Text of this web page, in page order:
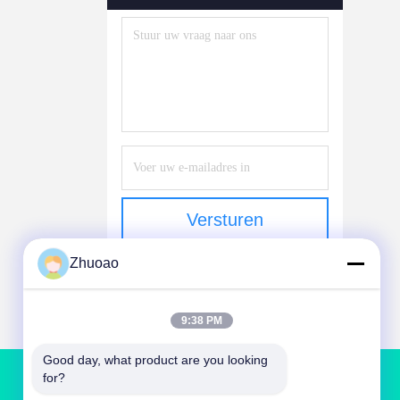
Versturen
Zhuoao
9:38 PM
Good day, what product are you looking
for?